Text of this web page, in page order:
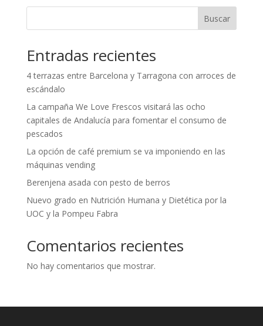
Buscar
Entradas recientes
4 terrazas entre Barcelona y Tarragona con arroces de
escándalo
La campaña We Love Frescos visitará las ocho
capitales de Andalucía para fomentar el consumo de
pescados
La opción de café premium se va imponiendo en las
máquinas vending
Berenjena asada con pesto de berros
Nuevo grado en Nutrición Humana y Dietética por la
UOC y la Pompeu Fabra
Comentarios recientes
No hay comentarios que mostrar.